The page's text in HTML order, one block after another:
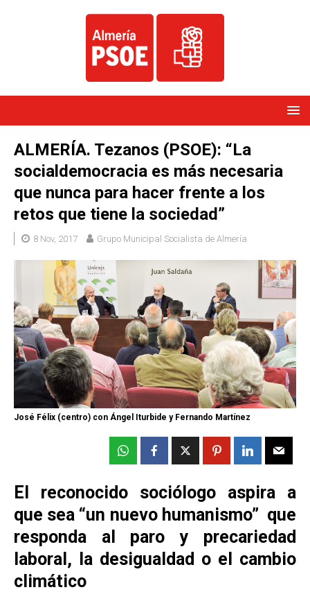
ALMERÍA. Tezanos (PSOE): “La
socialdemocracia es más necesaria
que nunca para hacer frente a los
retos que tiene la sociedad”
8 Nov, 2017 Grupo Municipal Socialista de Almería
José Félix (centro) con Ángel Iturbide y Fernando Martínez
El reconocido sociólogo aspira a
que sea “un nuevo humanismo” que
responda al paro y precariedad
laboral, la desigualdad o el cambio
climático